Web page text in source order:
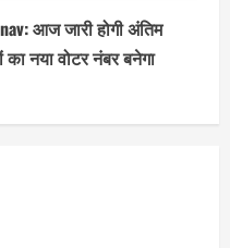
आज जारी होगी अंतिम
नया वोटर नंबर बनेगा